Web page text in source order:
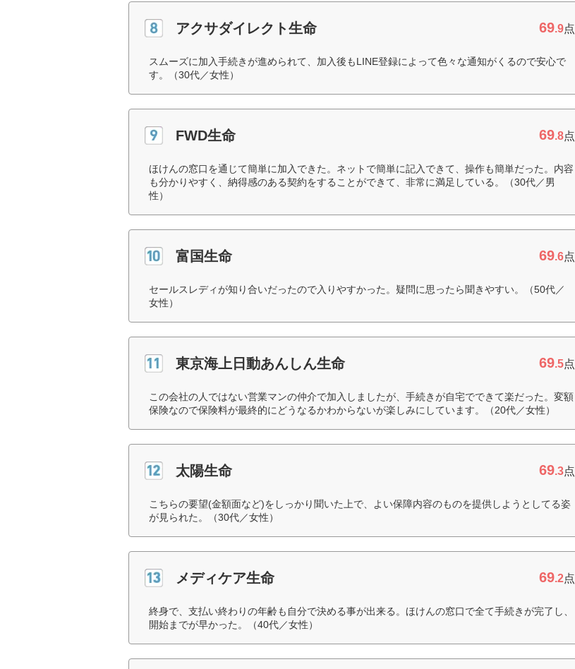
アクサダイレクト生命 69.9点
スムーズに加入手続きが進められて、加入後もLINE登録によって色々な通知がくるので安心で
す。（30代／女性）
FWD生命 69.8点
ほけんの窓口を通じて簡単に加入できた。ネットで簡単に記入できて、操作も簡単だった。内容
も分かりやすく、納得感のある契約をすることができて、非常に満足している。（30代／男
性）
富国生命 69.6点
セールスレディが知り合いだったので入りやすかった。疑問に思ったら聞きやすい。（50代／
女性）
東京海上日動あんしん生命 69.5点
この会社の人ではない営業マンの仲介で加入しましたが、手続きが自宅でできて楽だった。変額
保険なので保険料が最終的にどうなるかわからないが楽しみにしています。（20代／女性）
太陽生命 69.3点
こちらの要望(金額面など)をしっかり聞いた上で、よい保障内容のものを提供しようとしてる姿
が見られた。（30代／女性）
メディケア生命 69.2点
終身で、支払い終わりの年齢も自分で決める事が出来る。ほけんの窓口で全て手続きが完了し、
開始までが早かった。（40代／女性）